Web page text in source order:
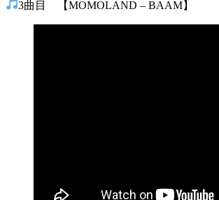
3曲目 【MOMOLAND – BAAM】